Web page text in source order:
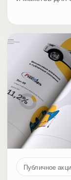
Публичное